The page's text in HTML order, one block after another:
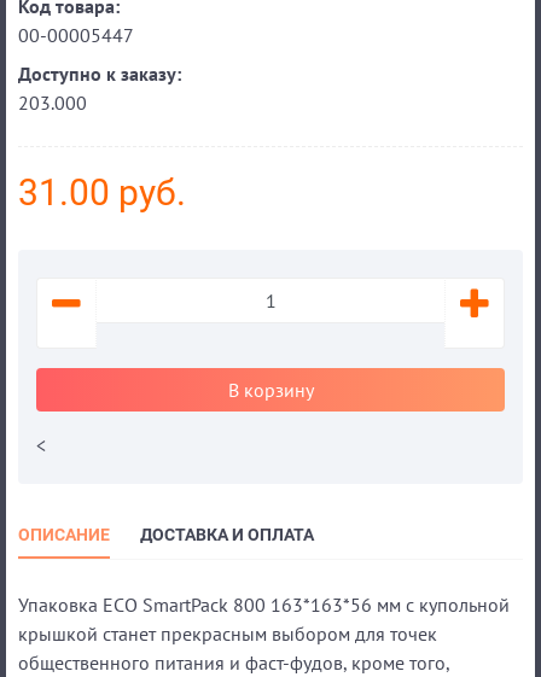
Код товара:
00-00005447
Доступно к заказу:
203.000
31.00 руб.
В корзину
<
ОПИСАНИЕ ДОСТАВКА И ОПЛАТА
Упаковка ECO SmartPack 800 163*163*56 мм с купольной
крышкой станет прекрасным выбором для точек
общественного питания и фаст-фудов, кроме того,